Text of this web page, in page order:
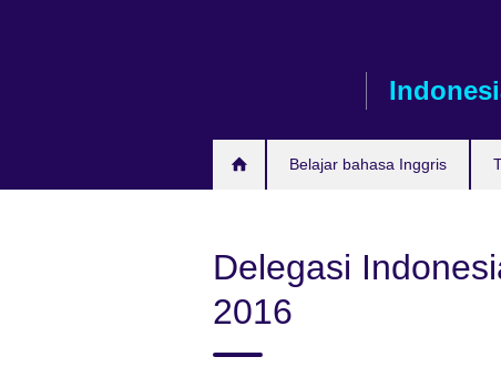
Belajar bahasa Inggris
Delegasi
2016